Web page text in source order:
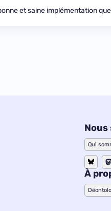
et saine implémentation
Nous
Qui
À